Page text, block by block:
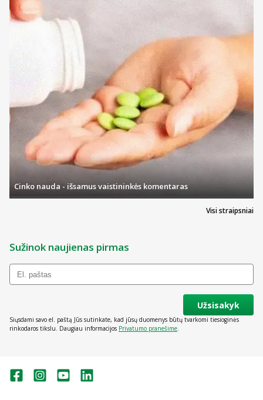
Visi straipsniai
Cinko nauda - išsamus vaistininkės komentaras
Sužinok naujienas pirmas
Užsisakyk
Siųsdami savo el. paštą Jūs sutinkate, kad jūsų duomenys būtų tvarkomi tiesioginės
rinkodaros tikslu. Daugiau informacijos Privatumo pranešime.